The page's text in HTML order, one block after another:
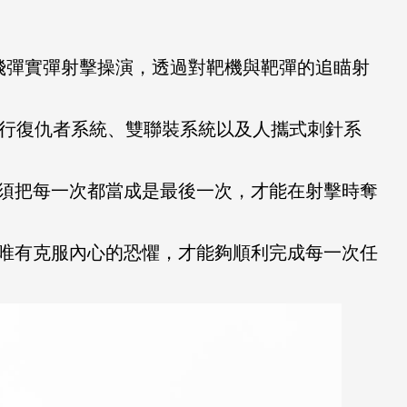
實彈射擊操演，透過對靶機與靶彈的追瞄射
復仇者系統、雙聯裝系統以及人攜式刺針系
把每一次都當成是最後一次，才能在射擊時奪
有克服內心的恐懼，才能夠順利完成每一次任